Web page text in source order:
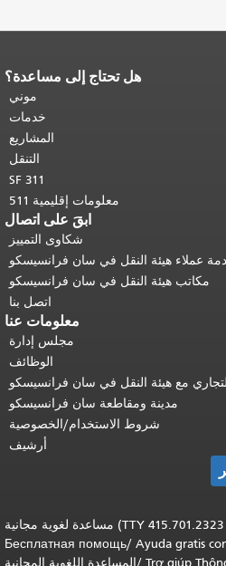
هل تحتاج إلى مساعدة؟
موني
خدمات
المشاريع
التنقل
SF 311
معلومات إقليمية 511
ابقَ على اتصال
شكاوى التمييز
عملاء هيئة النقل في سان فرانسيسكو
مكاتب هيئة النقل في سان فرانسيسكو
اتصل بنا
معلومات عنا
مجلس إدارة
الوظائف
مع هيئة النقل في سان فرانسيسكو
مدينة ومقاطعة سان فرانسيسكو
شروط الاستخدام/الخصوصية
أرشيف
311 (خارج SF 415.701.2311؛ TTY 415.701.2323) مساعدة لغوية مجانية
Ayuda gratis
/
Бесплатная помощь
Trợ giúp
/المساعدة اللغوية المجانية